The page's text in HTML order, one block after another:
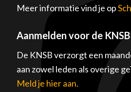
Meer informatie vind je op
Aanmelden voor de
De KNSB verzorgt een
aan zowel leden als overige
Meld je hier aan.